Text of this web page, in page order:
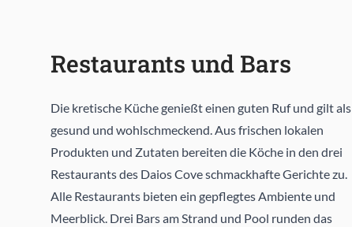
Restaurants und Bars
Die kretische Küche genießt einen guten Ruf und gilt als
gesund und wohlschmeckend. Aus frischen lokalen
Produkten und Zutaten bereiten die Köche in den drei
Restaurants des Daios Cove schmackhafte Gerichte zu.
Alle Restaurants bieten ein gepflegtes Ambiente und
Meerblick. Drei Bars am Strand und Pool runden das